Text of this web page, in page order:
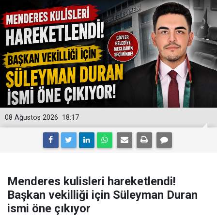
18:17
08 Ağustos 2026
Menderes kulisleri hareketlendi!
Başkan vekilliği için Süleyman Duran
ismi öne çıkıyor